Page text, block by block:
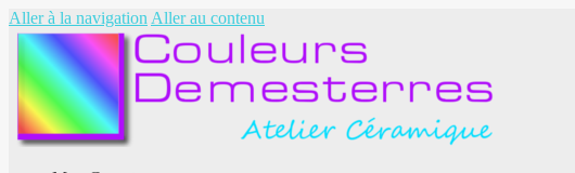
Aller à la navigation Aller au contenu